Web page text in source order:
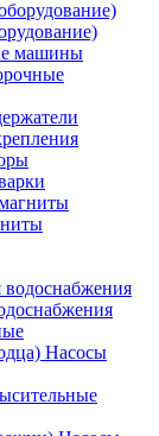
машины
Насосы